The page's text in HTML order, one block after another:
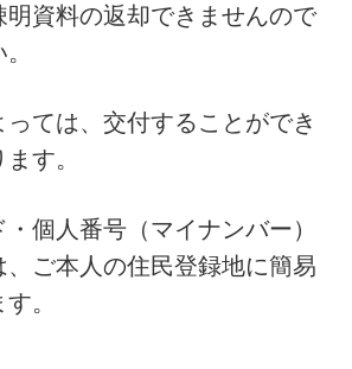
資料の返却できませんので
ては、交付することができ
す。
個人番号（マイナンバー）
ご本人の住民登録地に簡易
。